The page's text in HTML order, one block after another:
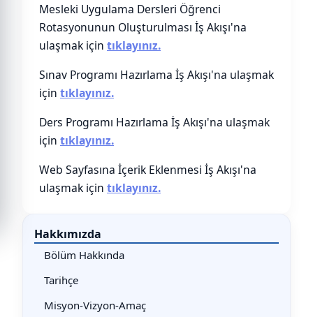
Mesleki Uygulama Dersleri Öğrenci
Rotasyonunun Oluşturulması İş Akışı'na
ulaşmak için tıklayınız.
Sınav Programı Hazırlama İş Akışı'na ulaşmak
için tıklayınız.
Ders Programı Hazırlama İş Akışı'na ulaşmak
için tıklayınız.
Web Sayfasına İçerik Eklenmesi İş Akışı'na
ulaşmak için tıklayınız.
Hakkımızda
Bölüm Hakkında
Tarihçe
Misyon-Vizyon-Amaç